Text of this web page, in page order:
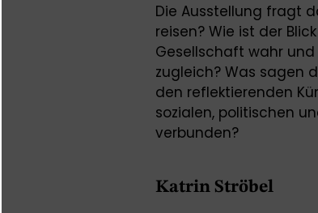
Die Ausstellung fragt
reisen? Wie ist der
Gesellschaft wahr
zugleich? Was sagen
den reflektierenden
sozialen, politischen
verbunden?
Katrin Ströbel